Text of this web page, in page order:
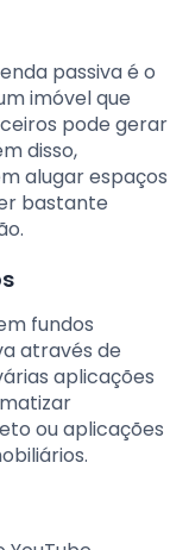
passiva é o
imóvel que
pode gerar
disso,
alugar espaços
bastante
fundos
através de
aplicações
ou aplicações